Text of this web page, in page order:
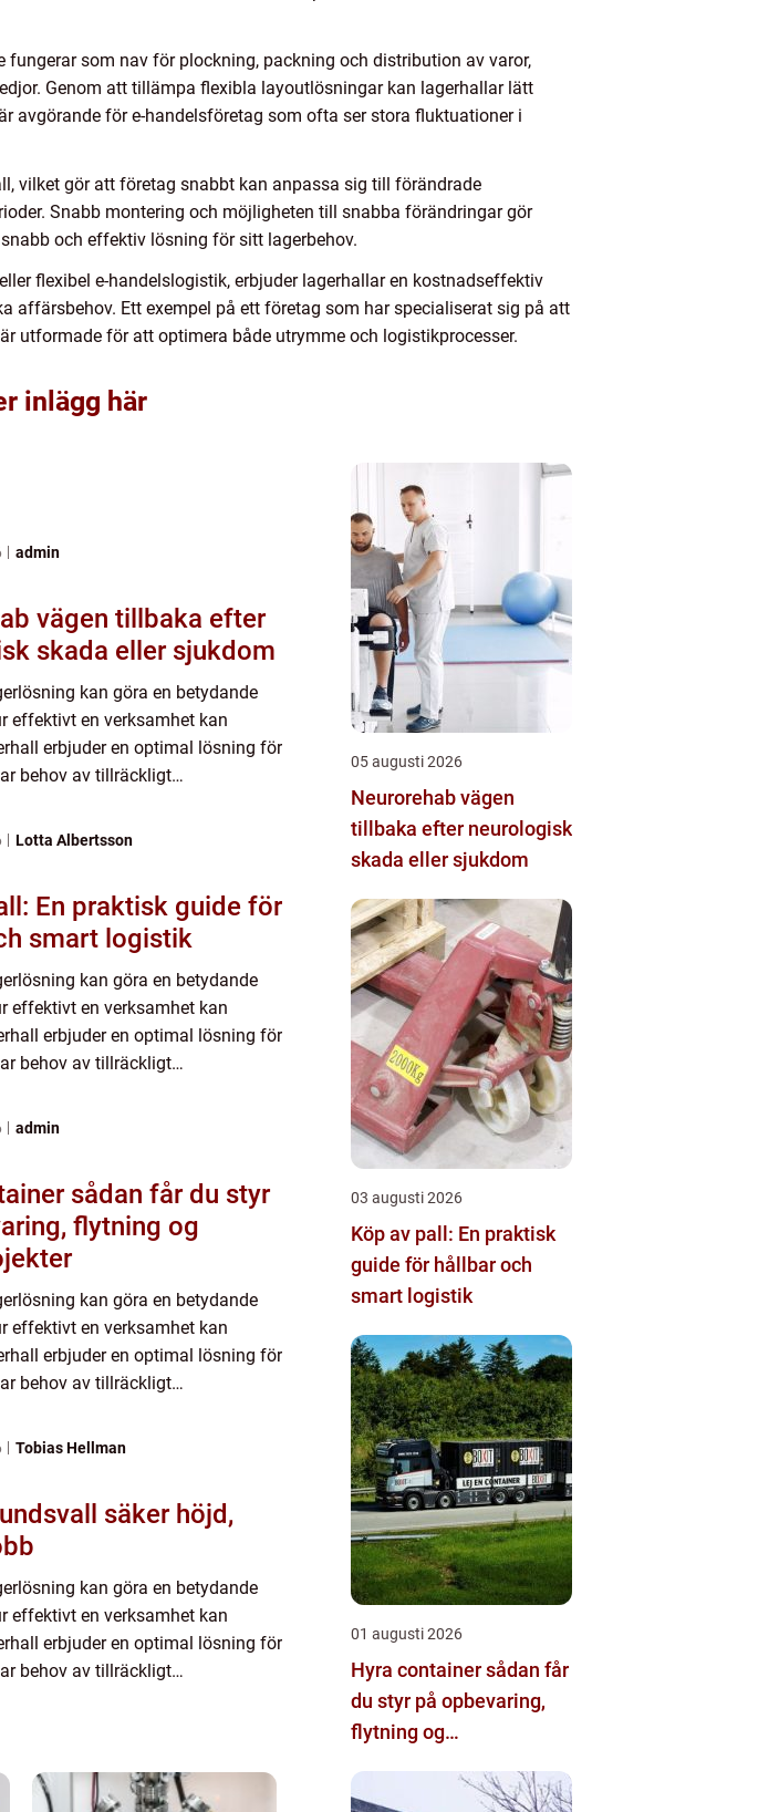
som nav för plockning, packning och distribution av varor,
Genom att tillämpa flexibla layoutlösningar kan lagerhallar lätt
avgörande för e-handelsföretag som ofta ser stora fluktuationer i
vilket gör att företag snabbt kan anpassa sig till förändrade
Snabb montering och möjligheten till snabba förändringar gör
och effektiv lösning för sitt lagerbehov.
flexibel e-handelslogistik, erbjuder lagerhallar en kostnadseffektiv
Ett exempel på ett företag som har specialiserat sig på att
utformade för att optimera både utrymme och logistikprocesser.
inlägg här
admin
efter
skada eller sjukdom
kan göra en betydande
effektivt en verksamhet kan
erbjuder en optimal lösning för
behov av tillräckligt
Lotta Albertsson
En praktisk guide för
smart logistik
kan göra en betydande
effektivt en verksamhet kan
erbjuder en optimal lösning för
behov av tillräckligt
admin
får du styr
flytning og
kan göra en betydande
effektivt en verksamhet kan
erbjuder en optimal lösning för
behov av tillräckligt
Tobias Hellman
säker höjd,
kan göra en betydande
effektivt en verksamhet kan
erbjuder en optimal lösning för
behov av tillräckligt
05 augusti 2026
Neurorehab vägen
tillbaka efter neurologisk
skada eller sjukdom
03 augusti 2026
Köp av pall: En praktisk
guide för hållbar och
smart logistik
01 augusti 2026
Hyra container sådan får
du styr på opbevaring,
flytning og